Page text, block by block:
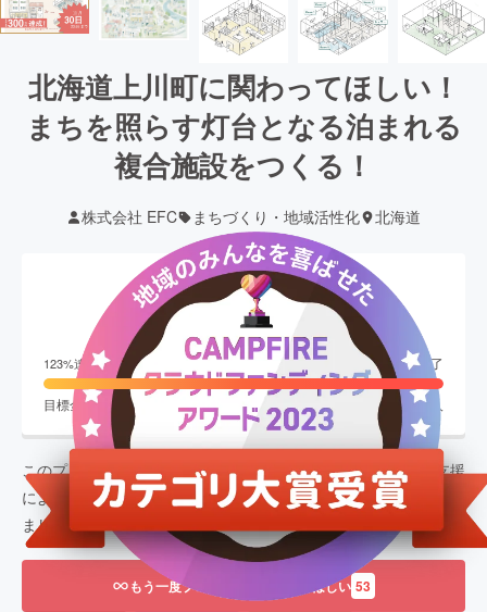
北海道上川町に関わってほしい！
まちを照らす灯台となる泊まれる
複合施設をつくる！
株式会社 EFC まちづくり・地域活性化 北海道
現在の支援総額
3,701,023 円
123%達成 終了
目標金額3,000,000 支援者数 247 人
このプロジェクトは、 2023/10/25 に募集を開始し、247人の支援
により
3,701,023円の資金を集め、2023/11/30に募集を終了し
ました
もう一度プロジェクトをやってほしい 53